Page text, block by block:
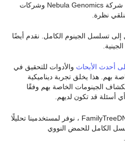
كيف تقارن Sano Genetics مع شركة Nebula Genomics وشركات
نظرة.
تسلسل الجينوم الكامل. نقدم أيضًا
أحدث الأبحاث والأدوات للتحقيق في
بهم. هذا يخلق تجربة ديناميكية
الجينومات الخاصة بهم وفقًا
أسئلة قد تكون لديهم.
علاوة على ذلك ، بالتعاون مع FamilyTreeDNA ، نوفر لمستخدمينا تحليلًا
الكامل للحمض النووي